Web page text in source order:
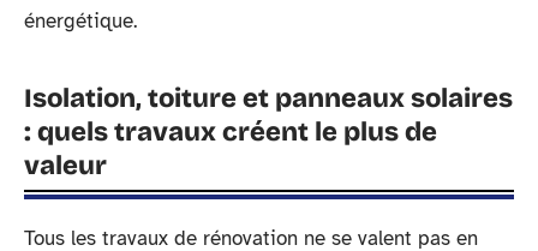
énergétique.
Isolation, toiture et panneaux solaires
: quels travaux créent le plus de
valeur
Tous les travaux de rénovation ne se valent pas en